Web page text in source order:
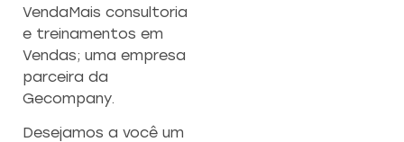
VendaMais consultoria
e treinamentos em
Vendas; uma empresa
parceira da
Gecompany.
Desejamos a você um